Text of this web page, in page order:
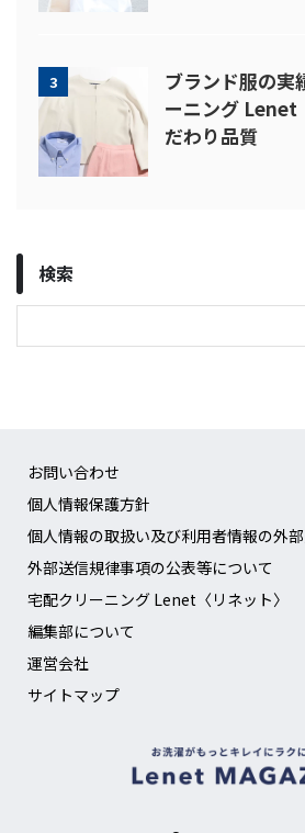
3
ブランド服の実
ーニング Lenet
だわり品質
検索
お問い合わせ
個人情報保護方針
個人情報の取扱い及び利用者情報の外
外部送信規律事項の公表等について
宅配クリーニング Lenet〈リネット〉
編集部について
運営会社
サイトマップ